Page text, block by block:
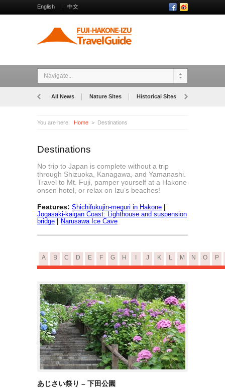
English 中文
Navigate...
All News Nature Sites Historical Sites
You are here: Home Destinations
Destinations
No trip to Japan is complete without a trip
through Shizuoka, Kanagawa, and Yamanashi.
Travel to Mt. Fuji, pamper yourself at a Hakone
onsen hotel, or relax on Izu’s beaches!
Features: Shichifukujin-meguri in Hakone |
Jogasaki-kaigan Coast: Lighthouse and suspension
bridge | Narusawa Ice Cave
A B C D E F G H J K L M N O P
あじさい祭り – 下田公園